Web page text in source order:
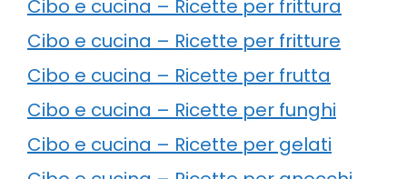
Cibo e cucina – Ricette per frittura
Cibo e cucina – Ricette per fritture
Cibo e cucina – Ricette per frutta
Cibo e cucina – Ricette per funghi
Cibo e cucina – Ricette per gelati